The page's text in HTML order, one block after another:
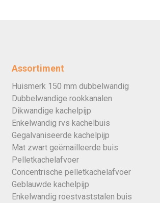
Assortiment
Huismerk 150 mm dubbelwandig
Dubbelwandige rookkanalen
Dikwandige kachelpijp
Enkelwandig rvs kachelbuis
Gegalvaniseerde kachelpijp
Mat zwart geëmailleerde buis
Pelletkachelafvoer
Concentrische pelletkachelafvoer
Geblauwde kachelpijp
Enkelwandig roestvaststalen buis